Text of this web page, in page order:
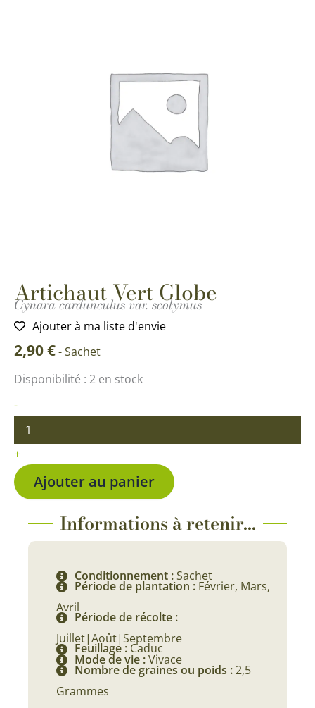
Artichaut Vert Globe
Cynara cardunculus var. scolymus
Ajouter à ma liste d'envie
2,90€-Sachet
Disponibilité : 2 en stock
-
quantité
Artichaut
Vert
Globe
+
Ajouter au panier
Informations à retenir...
Conditionnement :Sachet
Période de plantation : Février, Mars,
Avril
Période de récolte :
Juillet|Août|Septembre
Feuillage : Caduc
Mode de vie :Vivace
Nombre de graines ou poids :2,5
Grammes